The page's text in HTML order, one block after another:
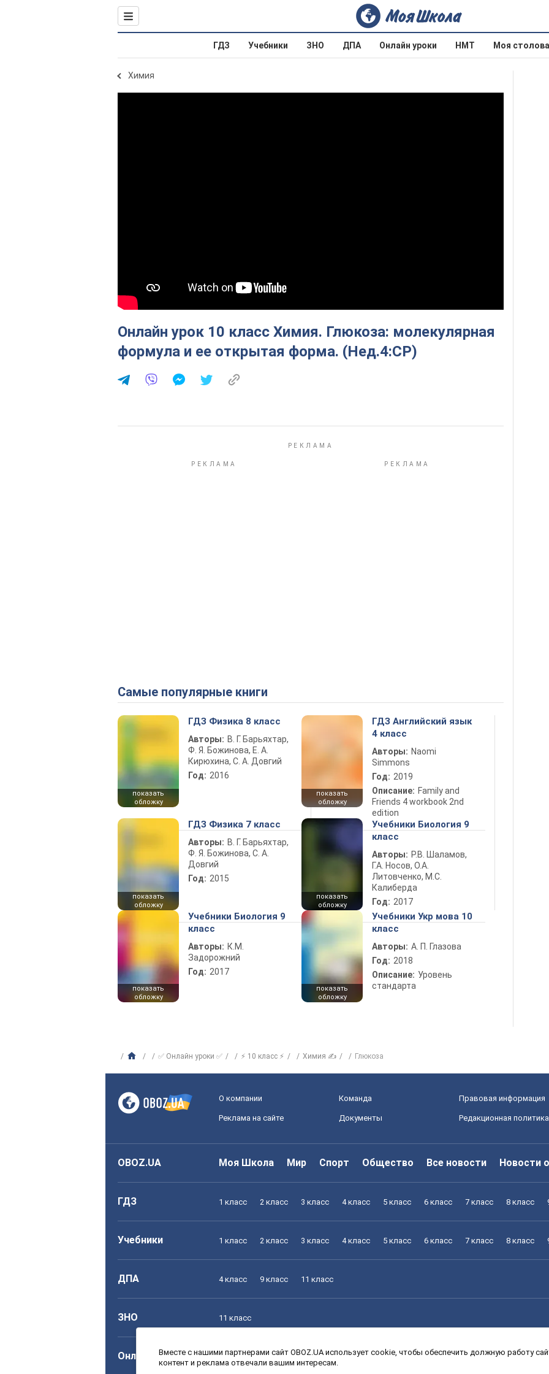
ГДЗ Учебники ЗНО ДПА Онлайн уроки НМТ Моя
Химия
Онлайн урок 10 класс Химия. Глюкоза: молекулярная
формула и ее открытая форма. (Нед.4:СР)
Самые популярные книги
показать
обложку
ГДЗ Физика 8 класс
Авторы: В. Г. Барьяхтар,
Ф. Я. Божинова, Е. А.
Кирюхина, С. А. Довгий
Год: 2016
показать
обложку
ГДЗ Английский язык
4 класс
Авторы: Naomi
Simmons
Год: 2019
Описание: Family and
Friends 4 workbook 2nd
edition
показать
обложку
ГДЗ Физика 7 класс
Авторы: В. Г. Барьяхтар,
Ф. Я. Божинова, С. А.
Довгий
Год: 2015
показать
обложку
Учебники Биология 9
класс
Авторы: Р.В. Шаламов,
Г.А. Носов, О.А.
Литовченко, М.С.
Калиберда
Год: 2017
показать
обложку
Учебники Биология 9
класс
Авторы: К.М.
Задорожний
Год: 2017
показать
обложку
Учебники Укр мова 10
класс
Авторы: А. П. Глазова
Год: 2018
Описание: Уровень
стандарта
✅ Онлайн уроки ✅ ⚡ 10 класс ⚡ Химия ✍ Глюкоза
О компании Команда Правовая информация
Реклама на сайте Документы Редакционная политика
OBOZ.UA Моя Школа Мир Спорт Общество Все новости Новости
ГДЗ 1 класс 2 класс 3 класс 4 класс 5 класс 6 класс 7 класс 8 класс
Учебники 1 класс 2 класс 3 класс 4 класс 5 класс 6 класс 7 класс 8 класс
ДПА 4 класс 9 класс 11 класс
ЗНО 11 класс
Онлайн уроки 1 класс 2 класс 3 класс 4 класс 5 класс 6 класс 7 класс 8 класс
Вместе с нашими партнерами сайт OBOZ.UA использует cookie, чтобы обеспечить должную работу
контент и реклама отвечали вашим интересам.